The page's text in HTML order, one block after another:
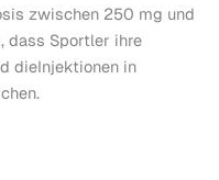
zwischen 250 mg und
dass Sportler ihre
dieInjektionen in